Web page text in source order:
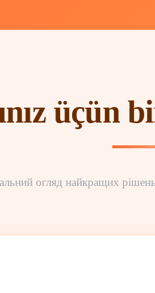
üçün
огляд найкращих